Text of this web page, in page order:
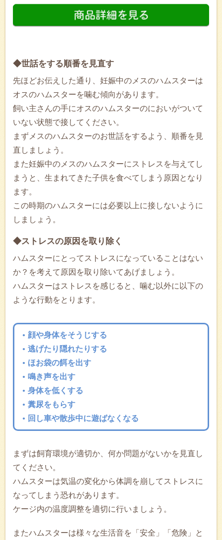
◆世話をする順番を見直す
先ほどお伝えした通り、妊娠中のメスのハムスターは
オスのハムスターを噛む傾向があります。
飼い主さんの手にオスのハムスターのにおいがついて
いない状態で接してください。
まずメスのハムスターのお世話をするよう、順番を見
直しましょう。
また妊娠中のメスのハムスターにストレスを与えてし
まうと、生まれてきた子供を食べてしまう原因となり
ます。
この時期のハムスターには必要以上に接しないように
しましょう。
◆ストレスの原因を取り除く
ハムスターにとってストレスになっていることはない
か？を考えて原因を取り除いてあげましょう。
ハムスターはストレスを感じると、噛む以外に以下の
ような行動をとります。
顔や身体をそうじする
逃げたり隠れたりする
ほお袋の餌を出す
鳴き声を出す
身体を低くする
糞尿をもらす
回し車や散歩中に遊ばなくなる
まずは飼育環境が適切か、何か問題がないかを見直し
てください。
ハムスターは気温の変化から体調を崩してストレスに
なってしまう恐れがあります。
ケージ内の温度調整を適切に行いましょう。
またハムスターは様々な生活音を「安全」「危険」と